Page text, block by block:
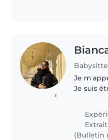
(1)
Je
Je suis
ans
et
part
(Bulletin